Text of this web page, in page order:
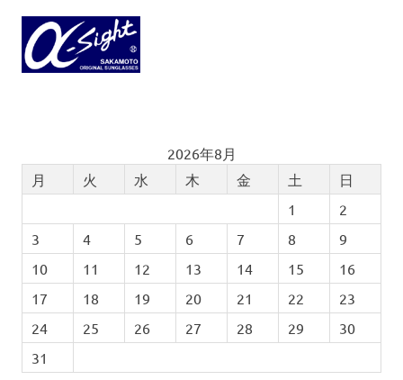
2026年8月
月
火 水 木 金 土
日
1
2
3
4 5 6 7 8
9
10
11 12 13 14 15
16
17
18 19 20 21 22
23
24
25 26 27 28 29
30
31